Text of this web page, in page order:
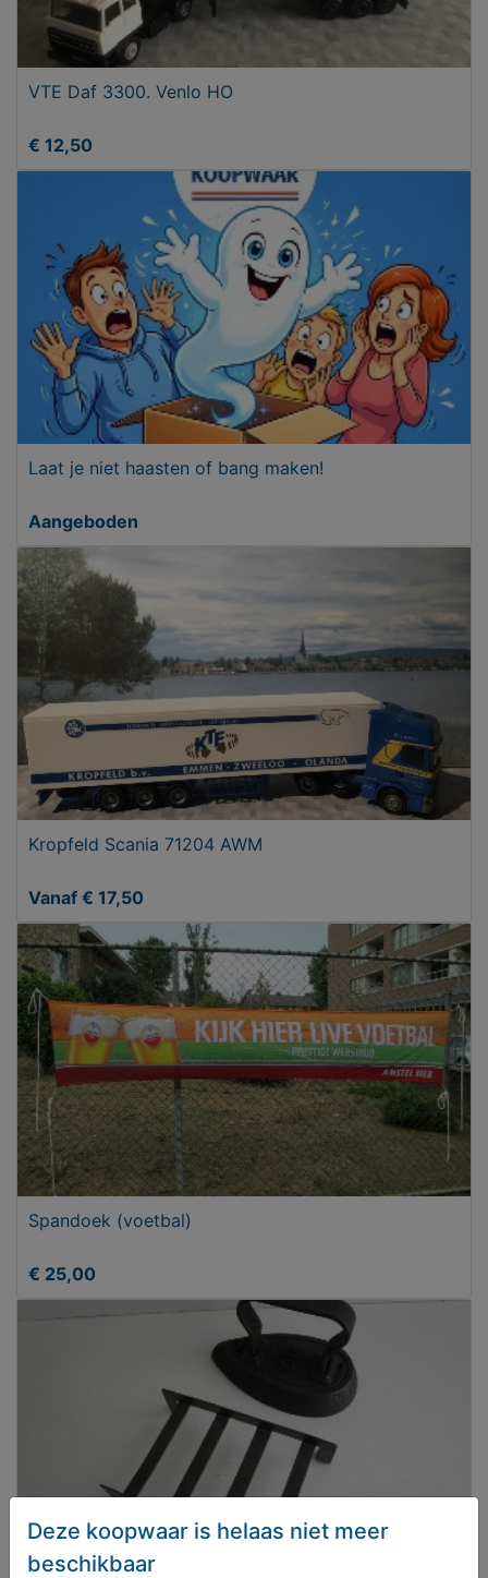
VTE Daf 3300. Venlo HO
€ 12,50
Laat je niet haasten of bang maken!
Aangeboden
Kropfeld Scania 71204 AWM
Vanaf € 17,50
Spandoek (voetbal)
€ 25,00
Deze koopwaar is helaas niet meer
beschikbaar